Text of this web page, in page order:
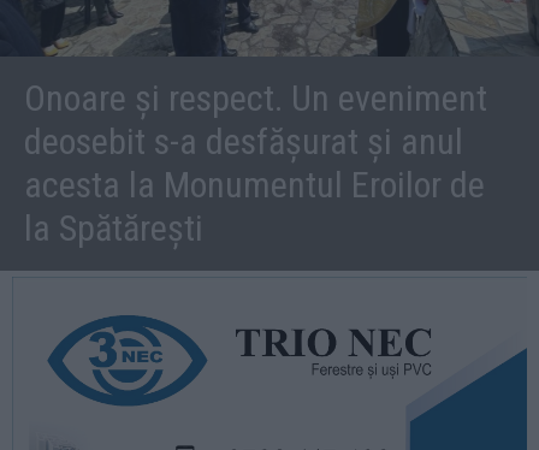
Onoare și respect. Un eveniment
deosebit s-a desfășurat și anul
acesta la Monumentul Eroilor de
la Spătărești